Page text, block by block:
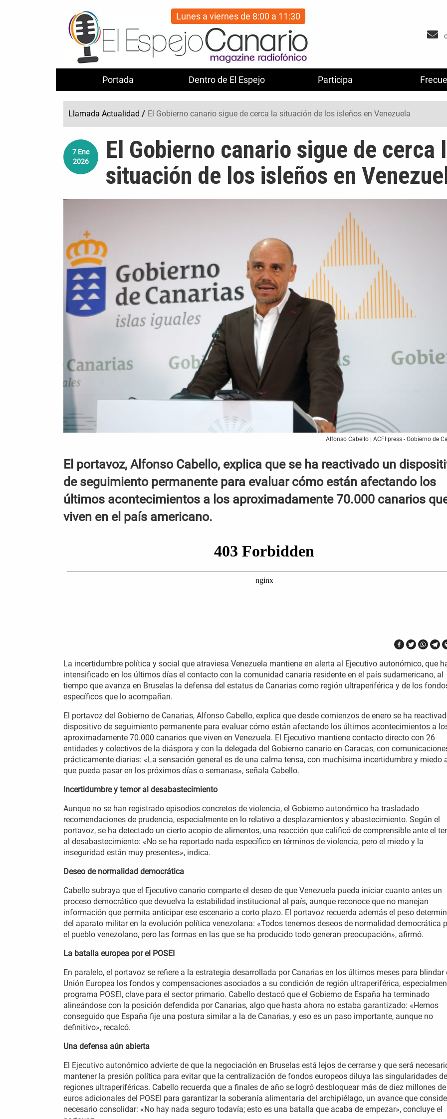
Portada Dentro de El Espejo Participa
Lunes a viernes de 8:00 a 11:30
Llamada Actualidad / El Gobierno canario sigue de cerca la situación de los isleños en Venezuela
7 Ene
2026
El Gobierno canario sigue de cerca
situación de los isleños en
Alfonso Cabello | ACFI press - Gobierno de
El portavoz, Alfonso Cabello, explica que se ha reactivado un
de seguimiento permanente para evaluar cómo están afectando los
últimos acontecimientos a los aproximadamente 70.000 canarios
viven en el país americano.
La incertidumbre política y social que atraviesa Venezuela mantiene en alerta al Ejecutivo autonómico, que
intensificado en los últimos días el contacto con la comunidad canaria residente en el país sudamericano, al
tiempo que avanza en Bruselas la defensa del estatus de Canarias como región ultraperiférica y de los
específicos que lo acompañan.
El portavoz del Gobierno de Canarias, Alfonso Cabello, explica que desde comienzos de enero se ha
dispositivo de seguimiento permanente para evaluar cómo están afectando los últimos acontecimientos a
aproximadamente 70.000 canarios que viven en Venezuela. El Ejecutivo mantiene contacto directo con 26
entidades y colectivos de la diáspora y con la delegada del Gobierno canario en Caracas, con
prácticamente diarias: «La sensación general es de una calma tensa, con muchísima incertidumbre y miedo
que pueda pasar en los próximos días o semanas», señala Cabello.
Incertidumbre y temor al desabastecimiento
Aunque no se han registrado episodios concretos de violencia, el Gobierno autonómico ha trasladado
recomendaciones de prudencia, especialmente en lo relativo a desplazamientos y abastecimiento. Según el
portavoz, se ha detectado un cierto acopio de alimentos, una reacción que calificó de comprensible ante el
al desabastecimiento: «No se ha reportado nada específico en términos de violencia, pero el miedo y la
inseguridad están muy presentes», indica.
Deseo de normalidad democrática
Cabello subraya que el Ejecutivo canario comparte el deseo de que Venezuela pueda iniciar cuanto antes un
proceso democrático que devuelva la estabilidad institucional al país, aunque reconoce que no manejan
información que permita anticipar ese escenario a corto plazo. El portavoz recuerda además el peso
del aparato militar en la evolución política venezolana: «Todos tenemos deseos de normalidad democrática
el pueblo venezolano, pero las formas en las que se ha producido todo generan preocupación», afirmó.
La batalla europea por el POSEI
En paralelo, el portavoz se refiere a la estrategia desarrollada por Canarias en los últimos meses para blindar
Unión Europea los fondos y compensaciones asociados a su condición de región ultraperiférica,
programa POSEI, clave para el sector primario. Cabello destacó que el Gobierno de España ha terminado
alineándose con la posición defendida por Canarias, algo que hasta ahora no estaba garantizado: «Hemos
conseguido que España fije una postura similar a la de Canarias, y eso es un paso importante, aunque no
definitivo», recalcó.
Una defensa aún abierta
El Ejecutivo autonómico advierte de que la negociación en Bruselas está lejos de cerrarse y que será
mantener la presión política para evitar que la centralización de fondos europeos diluya las singularidades
regiones ultraperiféricas. Cabello recuerda que a finales de año se logró desbloquear más de diez millones de
euros adicionales del POSEI para garantizar la soberanía alimentaria del archipiélago, un avance que
necesario consolidar: «No hay nada seguro todavía; esto es una batalla que acaba de empezar», concluye el